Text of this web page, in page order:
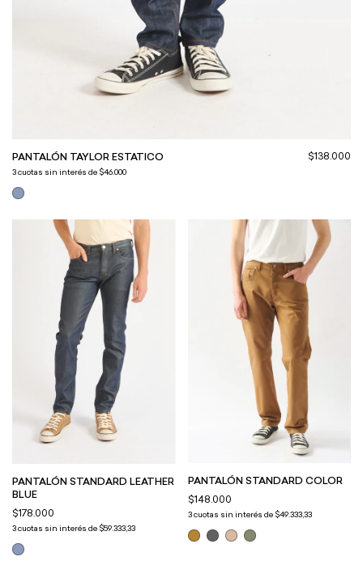
PANTALÓN TAYLOR ESTATICO $138.000
3cuotas sin interés de $46.000
PANTALÓN STANDARD LEATHER
BLUE
$178.000
3cuotas sin interés de $59.333,33
PANTALÓN STANDARD COLOR
$148.000
3 cuotas sin interés de $49.333,33